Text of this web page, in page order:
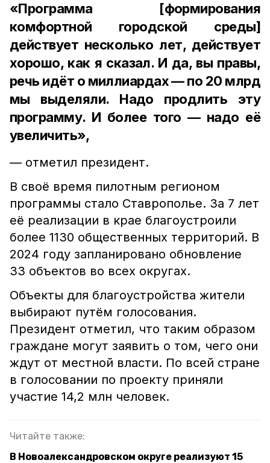
«Программа [формирования
комфортной городской среды]
действует несколько лет, действует
хорошо, как я сказал. И да, вы правы,
речь идёт о миллиардах — по 20 млрд
мы выделяли. Надо продлить эту
программу. И более того — надо её
увеличить»,
— отметил президент.
В своё время пилотным регионом
программы стало Ставрополье. За 7 лет
её реализации в крае благоустроили
более 1130 общественных территорий. В
2024 году запланировано обновление
33 объектов во всех округах.
Объекты для благоустройства жители
выбирают путём голосования.
Президент отметил, что таким образом
граждане могут заявить о том, чего они
ждут от местной власти. По всей стране
в голосовании по проекту приняли
участие 14,2 млн человек.
Читайте также:
В Новоалександровском округе реализуют 15